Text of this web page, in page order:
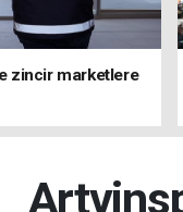
zincir marketlere